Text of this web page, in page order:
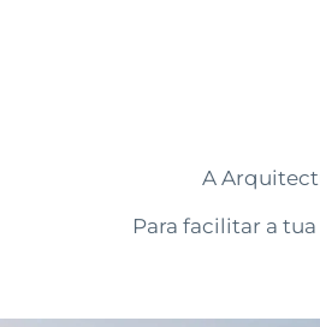
A
Para facilitar a